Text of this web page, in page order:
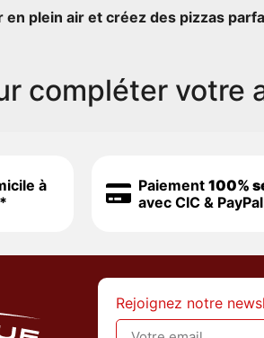
plein air et créez des pizzas
compléter votre
à
Paiement 100%
avec CIC & PayPal
Rejoignez notre